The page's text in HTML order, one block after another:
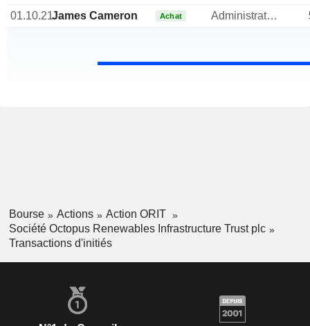
01.10.21James Cameron Achat Administrateur
Bourse Actions
Action ORIT
Société Octopus Renewables Infrastructure Trust plc
Transactions d'initiés